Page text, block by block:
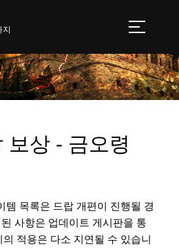
지
보상 - 금오령
템 목록은 드랍 개편이 진행될 경
사항은 업데이트 게시판을 통
적용은 다소 지연될 수 있습니